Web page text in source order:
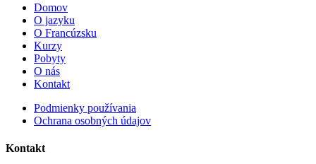
Domov
O jazyku
O Francúzsku
Kurzy
Pobyty
O nás
Kontakt
Podmienky používania
Ochrana osobných údajov
Kontakt